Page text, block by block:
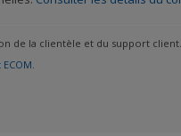
de la clientèle et du support
.